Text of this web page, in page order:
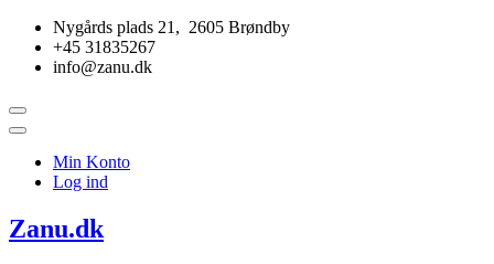
Skip
content
Nygårds plads 21, 2605 Brøndby
+45 31835267
info@zanu.dk
Topbar
Menu
Min Konto
Log ind
Zanu.dk